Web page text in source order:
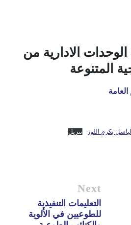
الادارية من
المتنوعة
العامة
بكرم اللوز تنزيل
Next
التعليمات التنفيذية
للطوعيين في الألوية